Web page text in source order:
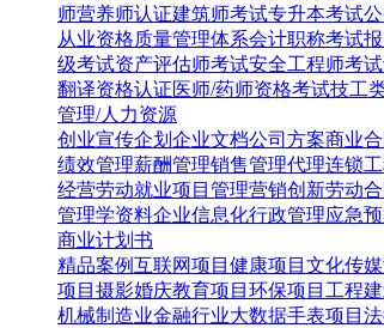
师营养师认证建筑师考试专升本考试
从业资格质量管理体系会计职称考试
级考试资产评估师考试安全工程师考试
翻译资格认证医师/药师资格考试技工
管理/人力资源
创业宣传企划 企业文档公司方案商业合
绩效管理薪酬管理销售管理代理连锁
经营劳动就业项目管理营销创新劳动合
管理学资料企业信息化行政管理应急
商业计划书
精品案例互联网项目 健康项目 文化传媒
项目 摄影婚庆教育项目 环保项目 工程
机械制造业金融行业大数据手表项目